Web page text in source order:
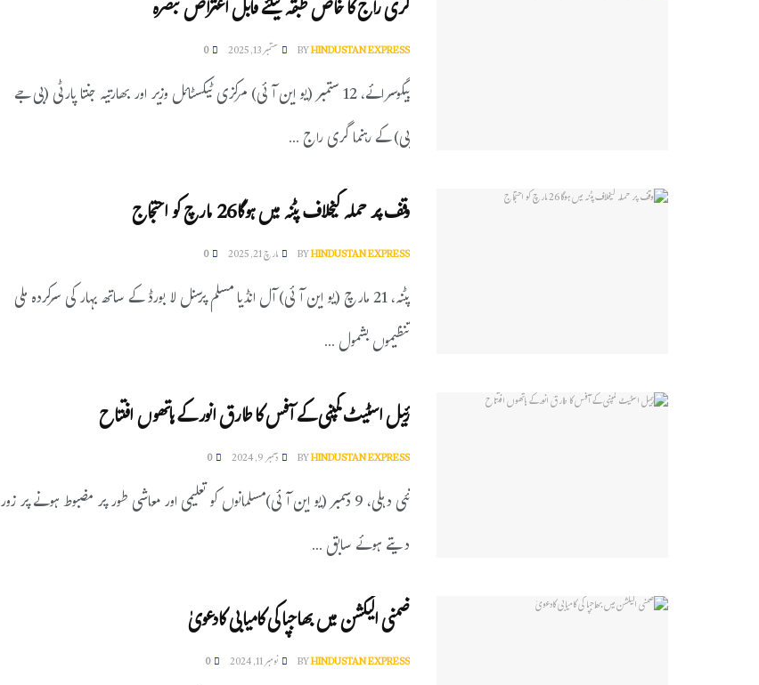
گری راج کا خاص طبقہ کیلئے قابل اعتراض تبصرہ
BYHINDUSTAN EXPRESS ستمبر 13, 2025 0
بیگوسرائے، 12 ستمبر (یو این آئی) مرکزی ٹیکسٹائل وزیر اور بھارتیہ جنتا پارٹی (بی جے
پی) کے رہنما گری راج ...
وقف پر حملہ کیخلاف پٹنہ میں ہوگا26 مارچ کو احتجاج
BYHINDUSTAN EXPRESS مارچ 21, 2025 0
پٹنہ، 21 مارچ (یو این آئی) آل انڈیا مسلم پرسنل لا بورڈ کے ساتھ بہار کی سرکردہ ملی
تنظیموں بشمول ...
رئیل اسٹیٹ کمپنی کے آفس کا طارق انورکے ہاتھوں افتتاح
BYHINDUSTAN EXPRESS دسمبر 9, 2024 0
نئی دہلی، 9 دسمبر (یو این آئی)مسلمانوں کو تعلیمی اور معاشی طور پر مضبوط ہونے پر زور
دیتے ہوئے سابق ...
ضمنی الیکشن میں بھاجپا کی کامیابی کادعویٰ
BYHINDUSTAN EXPRESS نومبر 11, 2024 0